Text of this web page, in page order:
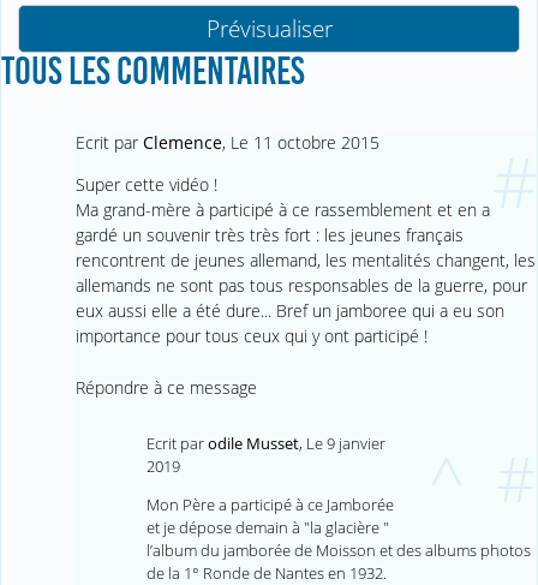
TOUS LES COMMENTAIRES
Ecrit par Clemence, Le 11 octobre 2015
Super cette vidéo !
Ma grand-mère à participé à ce rassemblement et en a
gardé un souvenir très très fort : les jeunes français
rencontrent de jeunes allemand, les mentalités changent, les
allemands ne sont pas tous responsables de la guerre, pour
eux aussi elle a été dure... Bref un jamboree qui a eu son
importance pour tous ceux qui y ont participé !
Répondre à ce message
Ecrit parodile Musset, Le 9 janvier
2019
Mon Père a participé à ce Jamborée
et je dépose demain à "la glacière "
l’album du jamborée de Moisson et des albums photos
de la 1° Ronde de Nantes en 1932.